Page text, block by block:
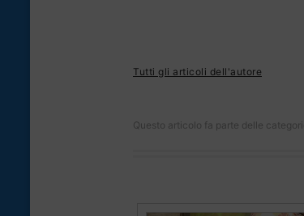
Tutti gli articoli dell'autore
Questo articolo fa parte delle